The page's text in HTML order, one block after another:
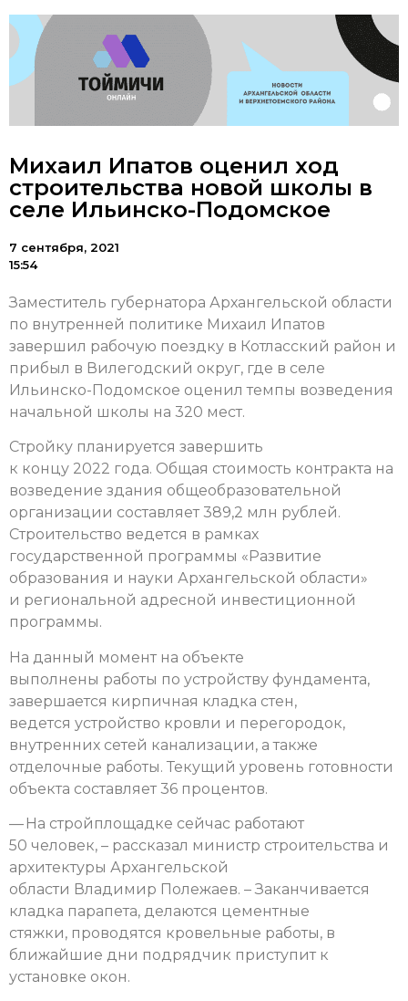
Михаил Ипатов оценил ход
строительства новой школы в
селе Ильинско-Подомское
7 сентября, 2021
15:54
Заместитель губернатора Архангельской области
по внутренней политике Михаил Ипатов
завершил рабочую поездку в Котласский район и
прибыл в Вилегодский округ, где в селе
Ильинско-Подомское оценил темпы возведения
начальной школы на 320 мест.
Стройку планируется завершить
к концу 2022 года. Общая стоимость контракта на
возведение здания общеобразовательной
организации составляет 389,2 млн рублей.
Строительство ведется в рамках
государственной программы «Развитие
образования и науки Архангельской области»
и региональной адресной инвестиционной
программы.
На данный момент на объекте
выполнены работы по устройству фундамента,
завершается кирпичная кладка стен,
ведется устройство кровли и перегородок,
внутренних сетей канализации, а также
отделочные работы. Текущий уровень готовности
объекта составляет 36 процентов.
— На стройплощадке сейчас работают
50 человек, – рассказал министр строительства и
архитектуры Архангельской
области Владимир Полежаев. – Заканчивается
кладка парапета, делаются цементные
стяжки, проводятся кровельные работы, в
ближайшие дни подрядчик приступит к
установке окон.